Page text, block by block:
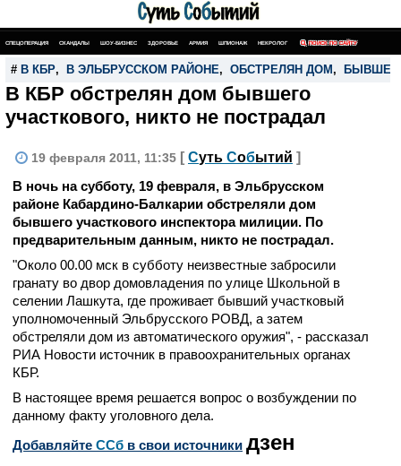
СПЕЦОПЕРАЦИЯ СКАНДАЛЫ ШОУ-БИЗНЕС ЗДОРОВЬЕ АРМИЯ ШПИОНАЖ НЕКРОЛОГ ПОИСК ПО САЙТУ
# В КБР, В ЭЛЬБРУССКОМ РАЙОНЕ, ОБСТРЕЛЯН ДОМ ,
В КБР обстрелян дом бывшего
участкового, никто не пострадал
19 февраля 2011, 11:35 [ Суть Событий ]
В ночь на субботу, 19 февраля, в Эльбрусском
районе Кабардино-Балкарии обстреляли дом
бывшего участкового инспектора милиции. По
предварительным данным, никто не пострадал.
"Около 00.00 мск в субботу неизвестные забросили
гранату во двор домовладения по улице Школьной в
селении Лашкута, где проживает бывший участковый
уполномоченный Эльбрусского РОВД, а затем
обстреляли дом из автоматического оружия", - рассказал
РИА Новости источник в правоохранительных органах
КБР.
В настоящее время решается вопрос о возбуждении по
данному факту уголовного дела.
Добавляйте CСб в свои источники дзен